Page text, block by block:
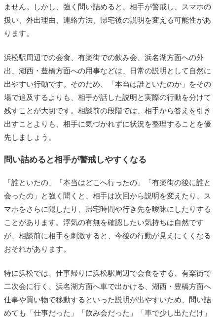
ません。しかし、強く問い詰めると、相手が警戒し、スマホの
扱い、外出理由、連絡方法、帰宅後の説明を変える可能性があ
ります。
浜松駅周辺での会食、有楽街での飲み会、浜名湖方面への外
出、湖西・豊橋方面への用事などは、日常の説明として自然に
出やすい行動です。そのため、「本当は誰といたのか」をその
場で追及するよりも、相手が話した説明と実際の行動を分けて
残すことが大切です。相談前の段階では、相手から答えを引き
出すことよりも、相手に気づかれずに状況を整理することを優
先しましょう。
問い詰めると相手が警戒しやすくなる
「誰といたの」「本当はどこへ行ったの」「有楽街の後に誰と
会ったの」と強く聞くと、相手は次回から説明を変えたり、ス
マホをさらに隠したり、帰宅時間や行き先を曖昧にしたりする
ことがあります。浮気の有無を確認したい気持ちは自然です
が、相談前に相手を刺激すると、今後の行動が見えにくくなる
おそれがあります。
特に浜松では、仕事帰りに浜松駅周辺で会食をする、有楽街で
二次会に行く、浜名湖方面へ車で出かける、湖西・豊橋方面へ
仕事や買い物で移動するといった説明が出やすいため、問い詰
めても「仕事だった」「飲み会だった」「車で少し出ただけ」